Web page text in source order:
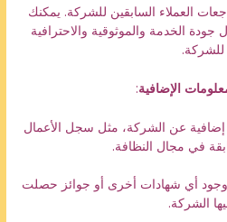
العملاء السابقين للشركة. يمكنك
جودة الخدمة والموثوقية والاحترافية
للشركة.
الإضافية:
عن الشركة، مثل سجل الأعمال
في مجال النظافة.
أي شهادات أخرى أو جوائز حصلت
الشركة.